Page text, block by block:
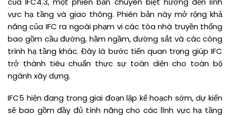
vực hạ tầng và giao thông. Phiên bản này mở rộng khả
năng của IFC ra ngoài phạm vi các tòa nhà truyền thống
bao gồm cầu đường, hầm ngầm, đường sắt và các công
trình hạ tầng khác. Đây là bước tiến quan trọng giúp IFC
trở thành tiêu chuẩn thực sự toàn diện cho toàn bộ
ngành xây dựng.
IFC5 hiện đang trong giai đoạn lập kế hoạch sớm, dự kiến
sẽ bao gồm đầy đủ tính năng cho các lĩnh vực hạ tầng